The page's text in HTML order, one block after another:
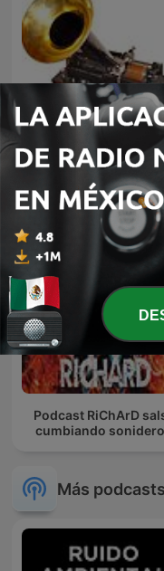
El fonógrafo una
revolución en el
Podcast RiChArD salsa
cumbiando
Más